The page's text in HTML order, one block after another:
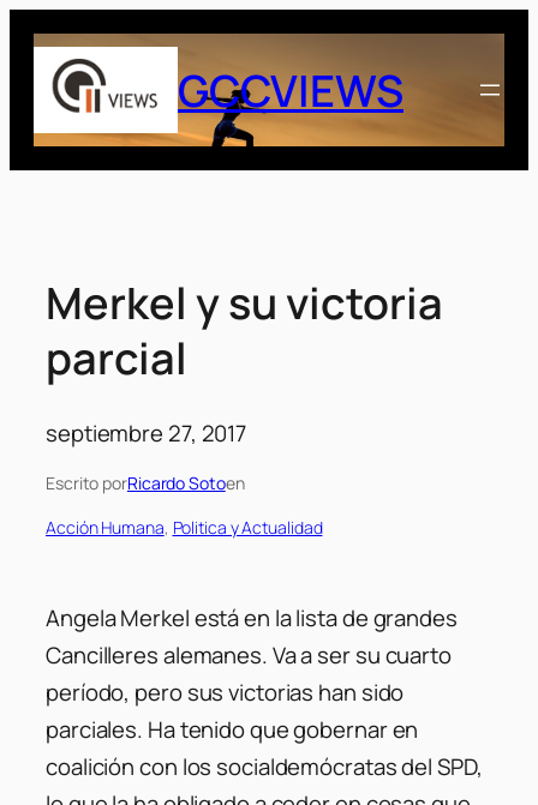
Saltar
contenido
GCCVIEWS
Merkel y su victoria
parcial
septiembre 27, 2017
Escrito porRicardo Sotoen
Acción Humana, Politica y Actualidad
Angela Merkel está en la lista de grandes
Cancilleres alemanes. Va a ser su cuarto
período, pero sus victorias han sido
parciales. Ha tenido que gobernar en
coalición con los socialdemócratas del SPD,